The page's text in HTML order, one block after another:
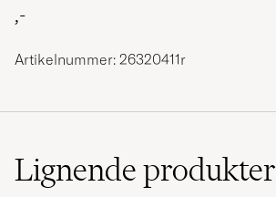
,-
Artikelnummer: 26320411r
Lignendeprodukter